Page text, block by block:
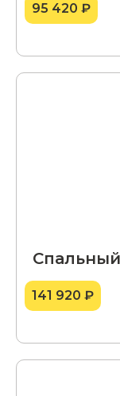
95 420 ₽
141 920 ₽